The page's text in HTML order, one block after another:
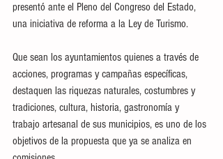
presentó ante el Pleno del Congreso del Estado,
una iniciativa de reforma a la Ley de Turismo.
Que sean los ayuntamientos quienes a través de
acciones, programas y campañas específicas,
destaquen las riquezas naturales, costumbres y
tradiciones, cultura, historia, gastronomía y
trabajo artesanal de sus municipios, es uno de los
objetivos de la propuesta que ya se analiza en